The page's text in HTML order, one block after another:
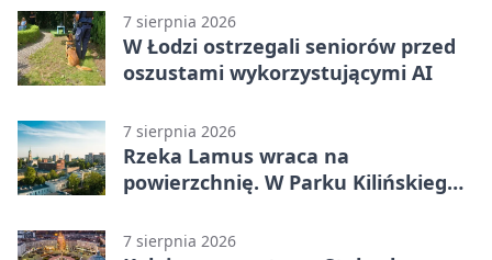
platform
7 sierpnia 2026
W Łodzi ostrzegali seniorów przed
oszustami wykorzystującymi AI
7 sierpnia 2026
Rzeka Lamus wraca na
powierzchnię. W Parku Kilińskiego
7 sierpnia 2026